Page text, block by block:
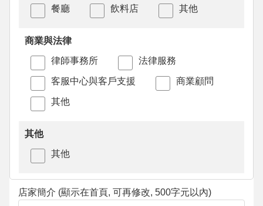
餐廳
飲料店 其他
商業與法律
律師事務所
法律服務
客服中心與客戶支援 商業顧問
其他
其他
其他
店家簡介 (顯示在首頁, 可再修改, 500字元以內)